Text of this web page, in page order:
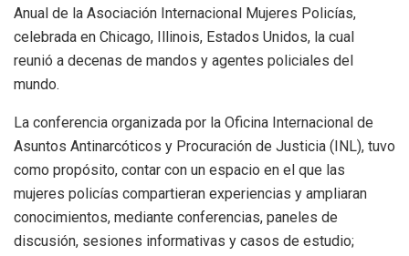
Anual de la Asociación Internacional Mujeres Policías,
celebrada en Chicago, Illinois, Estados Unidos, la cual
reunió a decenas de mandos y agentes policiales del
mundo.
La conferencia organizada por la Oficina Internacional de
Asuntos Antinarcóticos y Procuración de Justicia (INL), tuvo
como propósito, contar con un espacio en el que las
mujeres policías compartieran experiencias y ampliaran
conocimientos, mediante conferencias, paneles de
discusión, sesiones informativas y casos de estudio;